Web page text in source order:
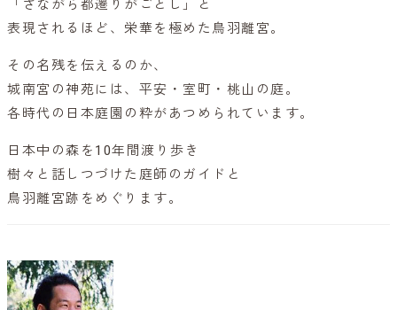
「さながら都遷りがごとし」と
表現されるほど、栄華を極めた鳥羽離宮。
その名残を伝えるのか、
城南宮の神苑には、平安・室町・桃山の庭。
各時代の日本庭園の粋があつめられています。
日本中の森を10年間渡り歩き
樹々と話しつづけた庭師のガイドと
鳥羽離宮跡をめぐります。